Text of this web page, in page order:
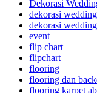
Dekorasi
dekorasi
dekorasi
event
flip chart
flipchart
flooring
flooring dan
flooring karpet